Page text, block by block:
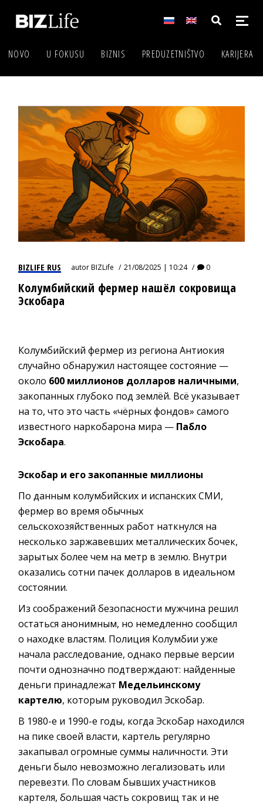
NOVO U FOKUSU BIZNIS PREDUZETNIŠTVO KARIJERA
BIZLIFE RUS autorBIZLife 21/08/2025 | 10:24 0
Колумбийский фермер нашёл сокровища
Эскобара
Колумбийский фермер из региона Антиокия
случайно обнаружил настоящее состояние —
около 600 миллионов долларов наличными,
закопанных глубоко под землёй. Всё указывает
на то, что это часть «чёрных фондов» самого
известного наркобарона мира — Пабло
Эскобара.
Эскобар и его закопанные миллионы
По данным колумбийских и испанских СМИ,
фермер во время обычных
сельскохозяйственных работ наткнулся на
несколько заржавевших металлических бочек,
зарытых более чем на метр в землю. Внутри
оказались сотни пачек долларов в идеальном
состоянии.
Из соображений безопасности мужчина решил
остаться анонимным, но немедленно сообщил
о находке властям. Полиция Колумбии уже
начала расследование, однако первые версии
почти однозначно подтверждают: найденные
деньги принадлежат Медельинскому
картелю, которым руководил Эскобар.
В 1980-е и 1990-е годы, когда Эскобар находился
на пике своей власти, картель регулярно
закапывал огромные суммы наличности. Эти
деньги было невозможно легализовать или
перевезти. По словам бывших участников
картеля, большая часть сокровищ так и не